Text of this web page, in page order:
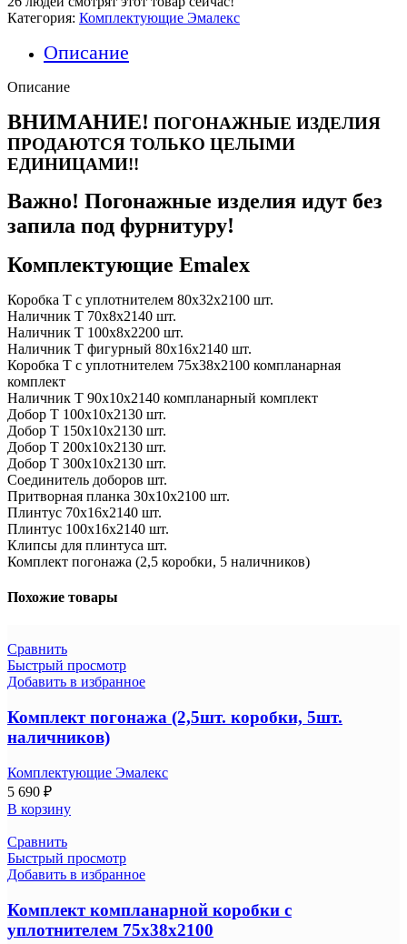
Категория: Комплектующие Эмалекс
Описание
Описание
ВНИМАНИЕ! ПОГОНАЖНЫЕ ИЗДЕЛИЯ
ПРОДАЮТСЯ ТОЛЬКО ЦЕЛЫМИ
ЕДИНИЦАМИ!!
Важно! Погонажные изделия идут без
запила под фурнитуру!
Комплектующие Emalex
Коробка Т с уплотнителем 80х32х2100 шт.
Наличник Т 70х8х2140 шт.
Наличник Т 100х8х2200 шт.
Наличник Т фигурный 80х16х2140 шт.
Коробка Т с уплотнителем 75х38х2100 компланарная
комплект
Наличник Т 90х10х2140 компланарный комплект
Добор Т 100х10х2130 шт.
Добор Т 150х10х2130 шт.
Добор Т 200х10х2130 шт.
Добор Т 300х10х2130 шт.
Соединитель доборов шт.
Притворная планка 30х10х2100 шт.
Плинтус 70х16х2140 шт.
Плинтус 100х16х2140 шт.
Клипсы для плинтуса шт.
Комплект погонажа (2,5 коробки, 5 наличников)
Похожие товары
Сравнить
Быстрый просмотр
Добавить в избранное
Комплект погонажа (2,5шт. коробки, 5шт.
наличников)
Комплектующие Эмалекс
5 690 ₽
В корзину
Сравнить
Быстрый просмотр
Добавить в избранное
Комплект компланарной коробки с
уплотнителем 75х38х2100